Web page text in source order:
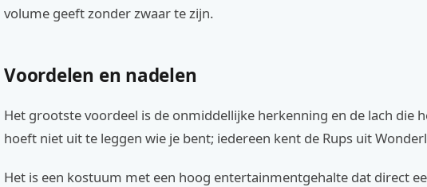
volume geeft zonder zwaar te zijn.
Voordelen en nadelen
Het grootste voordeel is de onmiddellijke herkenning en de lach die
hoeft niet uit te leggen wie je bent; iedereen kent de Rups uit
Het is een kostuum met een hoog entertainmentgehalte dat direct